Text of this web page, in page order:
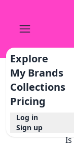
Explore
My Brands
Collections
Pricing
Log in
Sign up
Is